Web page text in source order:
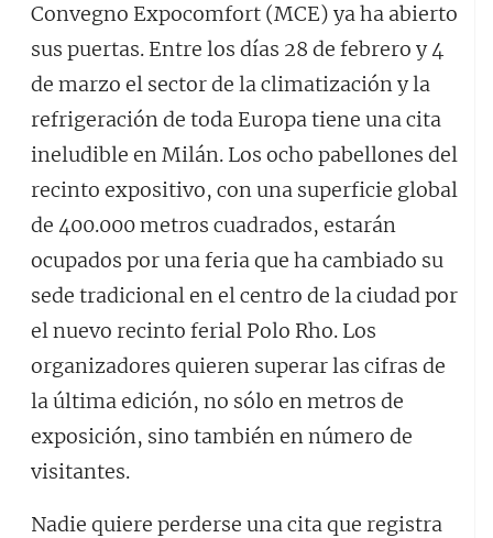
Convegno Expocomfort (MCE) ya ha abierto
sus puertas. Entre los días 28 de febrero y 4
de marzo el sector de la climatización y la
refrigeración de toda Europa tiene una cita
ineludible en Milán. Los ocho pabellones del
recinto expositivo, con una superficie global
de 400.000 metros cuadrados, estarán
ocupados por una feria que ha cambiado su
sede tradicional en el centro de la ciudad por
el nuevo recinto ferial Polo Rho. Los
organizadores quieren superar las cifras de
la última edición, no sólo en metros de
exposición, sino también en número de
visitantes.
Nadie quiere perderse una cita que registra